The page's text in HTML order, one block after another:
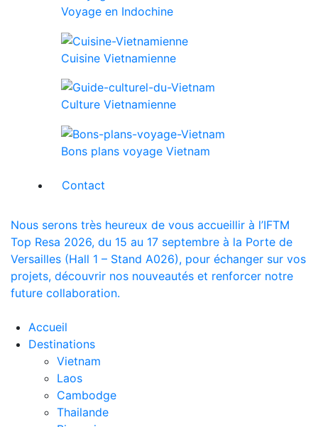
Voyage en Indochine
Cuisine Vietnamienne
Culture Vietnamienne
Bons plans voyage Vietnam
Contact
Nous serons très heureux de vous accueillir à l’IFTM
Top Resa 2026, du 15 au 17 septembre à la Porte de
Versailles (Hall 1 – Stand A026), pour échanger sur vos
projets, découvrir nos nouveautés et renforcer notre
future collaboration.
Accueil
Destinations
Vietnam
Laos
Cambodge
Thailande